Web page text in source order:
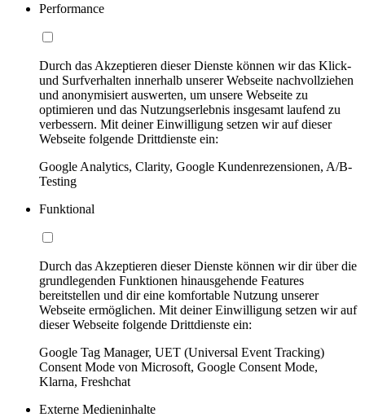
Performance
Durch das Akzeptieren dieser Dienste können wir das Klick-
und Surfverhalten innerhalb unserer Webseite nachvollziehen
und anonymisiert auswerten, um unsere Webseite zu
optimieren und das Nutzungserlebnis insgesamt laufend zu
verbessern. Mit deiner Einwilligung setzen wir auf dieser
Webseite folgende Drittdienste ein:
Google Analytics, Clarity, Google Kundenrezensionen, A/B-
Testing
Funktional
Durch das Akzeptieren dieser Dienste können wir dir über die
grundlegenden Funktionen hinausgehende Features
bereitstellen und dir eine komfortable Nutzung unserer
Webseite ermöglichen. Mit deiner Einwilligung setzen wir auf
dieser Webseite folgende Drittdienste ein:
Google Tag Manager, UET (Universal Event Tracking)
Consent Mode von Microsoft, Google Consent Mode,
Klarna, Freshchat
Externe Medieninhalte